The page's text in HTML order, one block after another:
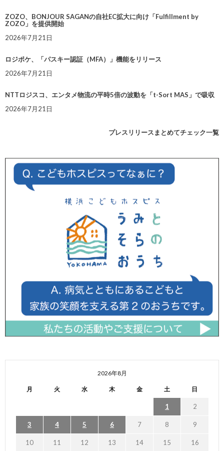
ZOZO、BONJOUR SAGANの自社EC拡大に向け「Fulfillment by
ZOZO」を提供開始
2026年7月21日
ロジポケ、「パスキー認証（MFA）」機能をリリース
2026年7月21日
NTTロジスコ、エンタメ物流の平時5倍の波動を「t-Sort MAS」で吸収
2026年7月21日
プレスリリースまとめてチェック一覧
2026年8月
月 火 水 木 金 土 日
1 2
3 4 5 6 7 8 9
10 11 12 13 14 15 16